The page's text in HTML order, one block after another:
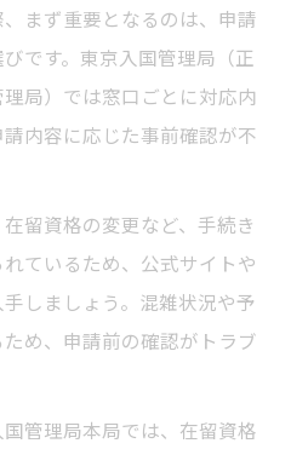
まず重要となるのは、申請
です。東京入国管理局（正
局）では窓口ごとに対応内
内容に応じた事前確認が不
留資格の変更など、手続き
ているため、公式サイトや
しましょう。混雑状況や予
め、申請前の確認がトラブ
管理局本局では、在留資格